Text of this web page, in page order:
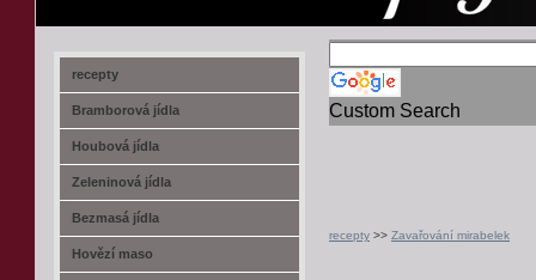
Custom Search
recepty >> Zavařování mirabelek
recepty
Bramborová jídla
Houbová jídla
Zeleninová jídla
Bezmasá jídla
Hovězí maso